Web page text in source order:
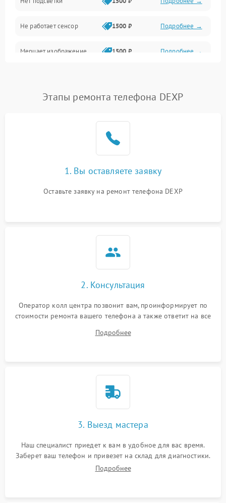
Проблемы с работой системы, корпусом и другие
Не работает сенсор 1500 ₽ Подробнее →
Мерцает изображение 1500 ₽ Подробнее →
Не работает Face ID 4000 ₽ Подробнее →
Этапы ремонта телефона DEXP
1. Вы оставляете заявку
Оставьте заявку на ремонт телефона DEXP
2. Консультация
Оператор колл центра позвонит вам, проинформирует по
стоимости ремонта вашего телефона а также ответит на все
Подробнее
3. Выезд мастера
Наш специалист приедет к вам в удобное для вас время.
Заберет ваш телефон и привезет на склад для диагностики.
Подробнее